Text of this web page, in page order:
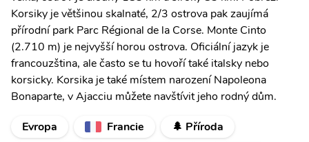
Korsiky je většinou skalnaté, 2/3 ostrova pak zaujímá
přírodní park Parc Régional de la Corse. Monte Cinto
(2.710 m) je nejvyšší horou ostrova. Oficiální jazyk je
francouzština, ale často se tu hovoří také italsky nebo
korsicky. Korsika je také místem narození Napoleona
Bonaparte, v Ajacciu můžete navštívit jeho rodný dům.
Evropa
Francie
🌲 Příroda